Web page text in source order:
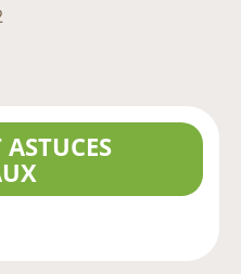
ASTUCES